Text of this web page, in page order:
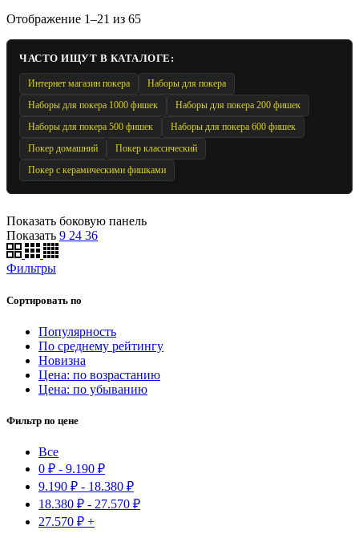
Отображение 1–21 из 65
ЧАСТО ИЩУТ В КАТАЛОГЕ:
Интернет магазин покера
Наборы для покера
Наборы для покера 1000 фишек
Наборы для покера 200 фишек
Наборы для покера 500 фишек
Наборы для покера 600 фишек
Покер домашний
Покер классический
Покер с керамическими фишками
Показать боковую панель
Показать 9 24 36
Фильтры
Сортировать по
Популярность
По среднему рейтингу
Новизна
Цена: по возрастанию
Цена: по убыванию
Фильтр по цене
Все
0 ₽ - 9.190 ₽
9.190 ₽ - 18.380 ₽
18.380 ₽ - 27.570 ₽
27.570 ₽ +